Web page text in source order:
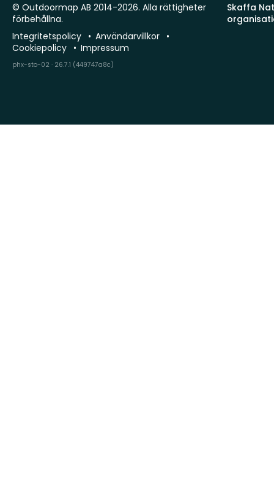
Skaffa
© Outdoormap AB 2014-2026. Alla rättigheter
förbehållna.
Integritetspolicy
Användarvillkor
Cookiepolicy
Impressum
phx-sto-02 · 26.7.1 (449747a8c)